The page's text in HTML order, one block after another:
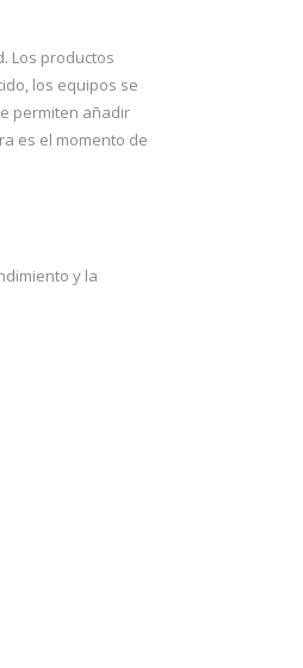
Los productos
los equipos se
permiten añadir
es el momento de
y la